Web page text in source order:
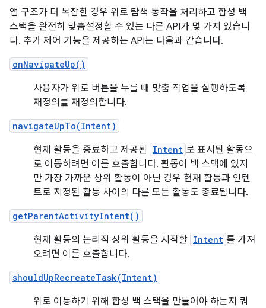
앱 구조가 더 복잡한 경우 위로 탐색 동작을 처리하고 합성 백
스택을 완전히 맞춤설정할 수 있는 다른 API가 몇 가지 있습니
다. 추가 제어 기능을 제공하는 API는 다음과 같습니다.
onNavigateUp()
사용자가 위로 버튼을 누를 때 맞춤 작업을 실행하도록
재정의를 재정의합니다.
navigateUpTo(Intent)
현재 활동을 종료하고 제공된 Intent 로 표시된 활동으
로 이동하려면 이를 호출합니다. 활동이 백 스택에 있지
만 가장 가까운 상위 활동이 아닌 경우 현재 활동과 인텐
트로 지정된 활동 사이의 다른 모든 활동도 종료됩니다.
getParentActivityIntent()
현재 활동의 논리적 상위 활동을 시작할 Intent 를 가져
오려면 이를 호출합니다.
shouldUpRecreateTask(Intent)
위로 이동하기 위해 합성 백 스택을 만들어야 하는지 쿼